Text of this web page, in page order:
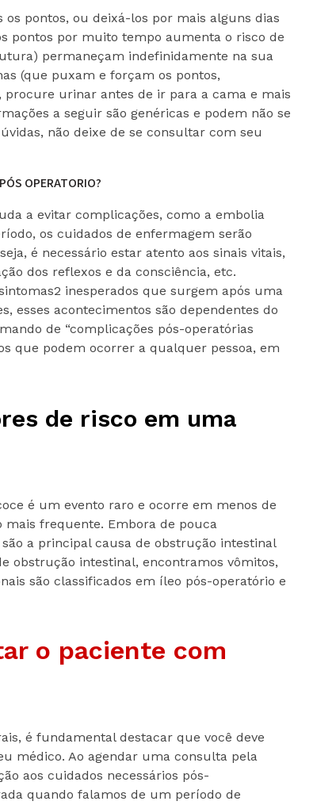
pontos, ou deixá-los por mais alguns dias
pontos por muito tempo aumenta o risco de
permaneçam indefinidamente na sua
(que puxam e forçam os pontos,
urinar antes de ir para a cama e mais
a seguir são genéricas e podem não se
não deixe de se consultar com seu
a evitar complicações, como a embolia
os cuidados de enfermagem serão
é necessário estar atento aos sinais vitais,
dos reflexos e da consciência, etc.
inesperados que surgem após uma
esses acontecimentos são dependentes do
de “complicações pós-operatórias
que podem ocorrer a qualquer pessoa, em
de risco em uma
é um evento raro e ocorre em menos de
mais frequente. Embora de pouca
a principal causa de obstrução intestinal
obstrução intestinal, encontramos vômitos,
são classificados em íleo pós-operatório e
o paciente com
é fundamental destacar que você deve
médico. Ao agendar uma consulta pela
aos cuidados necessários pós-
quando falamos de um período de